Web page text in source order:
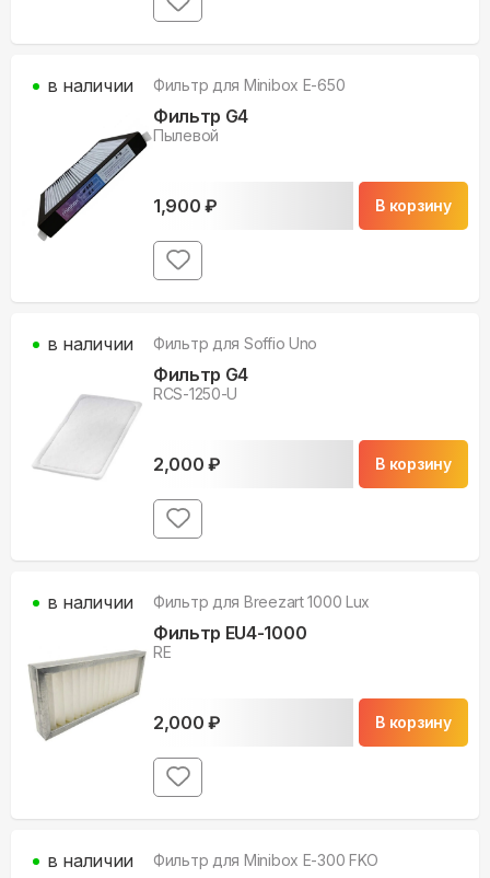
Фильтр для Minibox E-650
Фильтр G4
Пылевой
1,900 ₽ В корзину
в наличии
Фильтр для Soffio Uno
Фильтр G4
RCS-1250-U
2,000 ₽ В корзину
в наличии
Фильтр для Breezart 1000 Lux
Фильтр EU4-1000
RE
2,000 ₽ В корзину
в наличии
Фильтр для Minibox E-300 FKO
в наличии